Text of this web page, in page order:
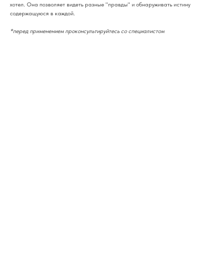
хотел. Она позволяет видеть разные "правды" и обнаруживать истину
содержащуюся в каждой.
*перед применением проконсультируйтесь со специалистом